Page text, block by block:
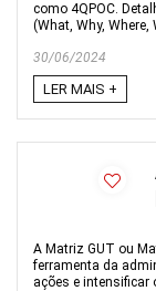
como 4QPOC.
(What, Why, Where,
30/06/2024
LER MAIS +
A Matriz GUT ou
ferramenta da
ações e intensificar